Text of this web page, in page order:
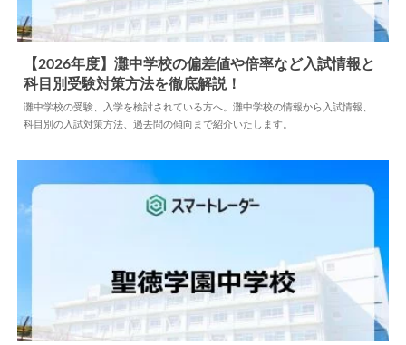
中学情報 2026.05.26
【2026年度】灘中学校の偏差値や倍率など入試情報と
科目別受験対策方法を徹底解説！
灘中学校の受験、入学を検討されている方へ。灘中学校の情報から入試情報、
科目別の入試対策方法、過去問の傾向まで紹介いたします。